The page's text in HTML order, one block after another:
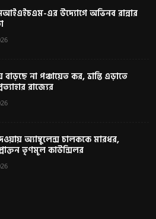
এর উদ্যোগে অভিনব রান্নার
বাড়ছে না পঞ্চায়েত কর, ভ্রান্তি এড়াতে
রাজ্যের
অ্যাম্বুলেন্স চালককে মারধর,
তৃণমূল কাউন্সিলর